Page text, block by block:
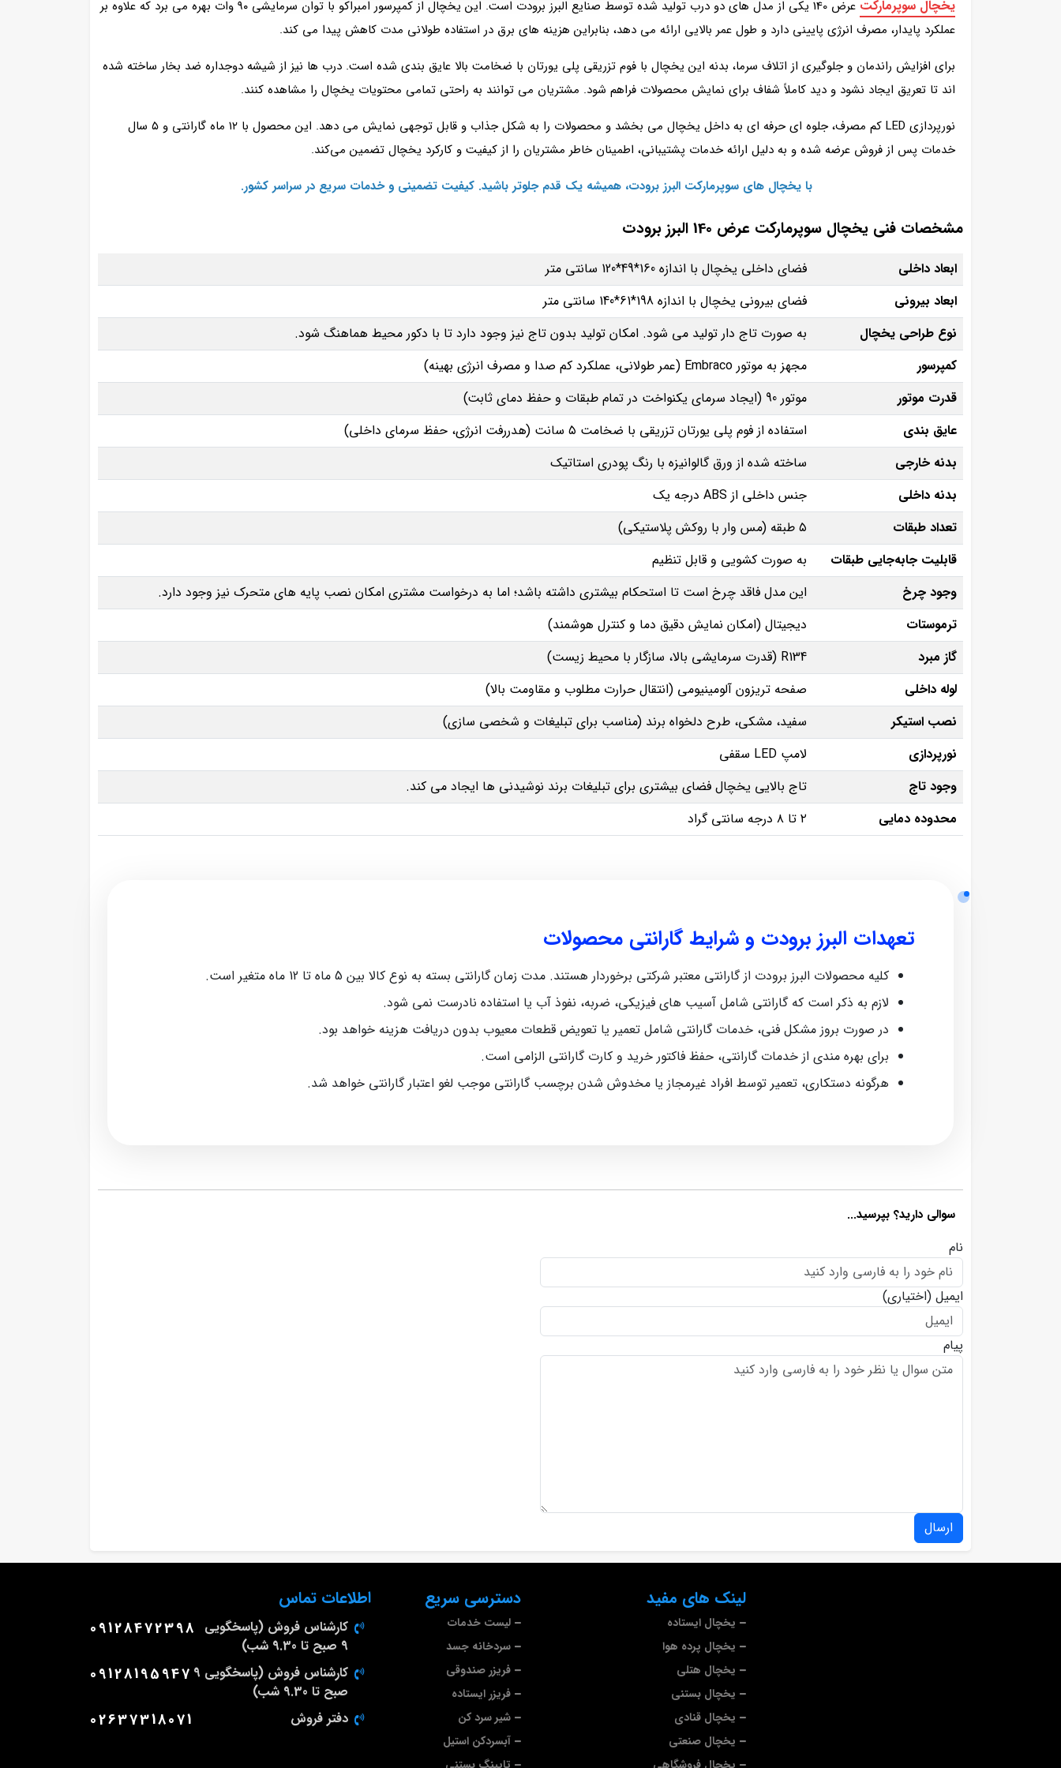
یخچال سوپرمارکت
عرض 140 یکی از مدل‌ های دو درب تولید شده توسط صنایع البرز برودت است. این یخچال از کمپرسور امبراکو با توان سرمایشی ۹۰ وات بهره می‌ برد که علاوه بر
عملکرد پایدار، مصرف انرژی پایینی دارد و طول عمر بالایی ارائه می‌ دهد، بنابراین هزینه‌ های برق در استفاده طولانی‌ مدت کاهش پیدا می‌ کند.
برای افزایش راندمان و جلوگیری از اتلاف سرما، بدنه این یخچال با فوم تزریقی پلی‌ یورتان با ضخامت بالا عایق‌ بندی شده است. درب‌ ها نیز از شیشه دوجداره ضد بخار ساخته شده‌
اند تا تعریق ایجاد نشود و دید کاملاً شفاف برای نمایش محصولات فراهم شود. مشتریان می‌ توانند به راحتی تمامی محتویات یخچال را مشاهده کنند.
نورپردازی LED کم‌ مصرف، جلوه‌ ای حرفه‌ ای به داخل یخچال می‌ بخشد و محصولات را به شکل جذاب و قابل توجهی نمایش می‌ دهد. این محصول با ۱۲ ماه گارانتی و ۵ سال
خدمات پس از فروش عرضه شده و به دلیل ارائه خدمات پشتیبانی، اطمینان خاطر مشتریان را از کیفیت و کارکرد یخچال تضمین می‌کند.
با یخچال‌ های سوپرمارکت البرز برودت، همیشه یک قدم جلوتر باشید. کیفیت تضمینی و خدمات سریع در سراسر کشور.
مشخصات فنی یخچال سوپرمارکت عرض 140 البرز برودت
ابعاد داخلی
فضای داخلی یخچال با اندازه 160*49*120 سانتی متر
ابعاد بیرونی
فضای بیرونی یخچال با اندازه 198*61*140 سانتی متر
نوع طراحی یخچال
به صورت تاج‌ دار تولید می‌ شود. امکان تولید بدون تاج نیز وجود دارد تا با دکور محیط هماهنگ شود.
کمپرسور
مجهز به موتور Embraco (عمر طولانی، عملکرد کم‌ صدا و مصرف انرژی بهینه)
قدرت موتور
موتور 90 (ایجاد سرمای یکنواخت در تمام طبقات و حفظ دمای ثابت)
عایق‌ بندی
استفاده از فوم پلی‌ یورتان تزریقی با ضخامت ۵ سانت (هدررفت انرژی، حفظ سرمای داخلی)
بدنه خارجی
ساخته‌ شده از ورق گالوانیزه با رنگ پودری استاتیک
بدنه داخلی
جنس داخلی از ABS درجه یک
تعداد طبقات
۵ طبقه (مس‌ وار با روکش پلاستیکی)
قابلیت جابه‌جایی طبقات
به‌ صورت کشویی و قابل تنظیم
وجود چرخ
این مدل فاقد چرخ است تا استحکام بیشتری داشته باشد؛ اما به‌ درخواست مشتری امکان نصب پایه‌ های متحرک نیز وجود دارد.
ترموستات
دیجیتال (امکان نمایش دقیق دما و کنترل هوشمند)
گاز مبرد
R134 (قدرت سرمایشی بالا، سازگار با محیط ‌زیست)
لوله داخلی
صفحه تریزون آلومینیومی (انتقال حرارت مطلوب و مقاومت بالا)
نصب استیکر
سفید، مشکی، طرح دلخواه برند (مناسب برای تبلیغات و شخصی‌ سازی)
نورپردازی
لامپ LED سقفی
وجود تاج
تاج بالایی یخچال فضای بیشتری برای تبلیغات برند نوشیدنی‌ ها ایجاد می‌ کند.
محدوده دمایی
۲ تا ۸ درجه سانتی‌ گراد
تعهدات البرز برودت و شرایط گارانتی محصولات
کلیه محصولات البرز برودت از گارانتی معتبر شرکتی برخوردار هستند. مدت زمان گارانتی بسته به نوع کالا بین 5 ماه تا 12 ماه متغیر است.
لازم به ذکر است که گارانتی شامل آسیب‌ های فیزیکی، ضربه، نفوذ آب یا استفاده نادرست نمی‌ شود.
در صورت بروز مشکل فنی، خدمات گارانتی شامل تعمیر یا تعویض قطعات معیوب بدون دریافت هزینه خواهد بود.
برای بهره‌ مندی از خدمات گارانتی، حفظ فاکتور خرید و کارت گارانتی الزامی است.
هرگونه دستکاری، تعمیر توسط افراد غیرمجاز یا مخدوش شدن برچسب گارانتی موجب لغو اعتبار گارانتی خواهد شد.
سوالی دارید؟ بپرسید...
نام
ایمیل (اختیاری)
پیام
ارسال
لینک های مفید
یخچال ایستاده
یخچال پرده هوا
یخچال هتلی
یخچال بستنی
یخچال قنادی
یخچال صنعتی
دسترسی سریع
لیست خدمات
سردخانه جسد
فریزر صندوقی
فریزر ایستاده
شیر سرد کن
آبسردکن استیل
اطلاعات تماس
کارشناس فروش (پاسخگویی
9 صبح تا 9.30 شب)
09128472398
کارشناس فروش (پاسخگویی 9
صبح تا 9.30 شب)
09128195947
دفتر فروش 02637318071